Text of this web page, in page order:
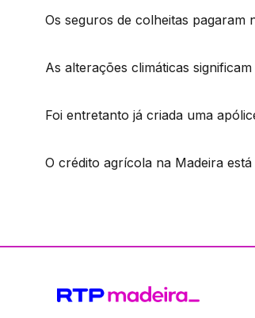
Os seguros de colheitas pagaram
As alterações climáticas
Foi entretanto já criada uma
O crédito agrícola na Madeira